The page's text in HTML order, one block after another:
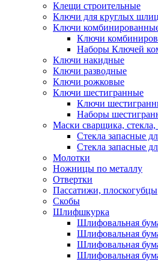
Клещи строительные
Ключи для круглых
Ключи
Ключи
Наборы Ключей
Ключи накидные
Ключи разводные
Ключи рожковые
Ключи шестигранные
Ключи
Наборы
Маски сварщика, стекла,
Стекла запасные
Стекла запасные
Молотки
Ножницы по металлу
Отвертки
Пассатижи, плоскогубцы
Скобы
Шлифшкурка
Шлифовальная
Шлифовальная
Шлифовальная
Шлифовальная